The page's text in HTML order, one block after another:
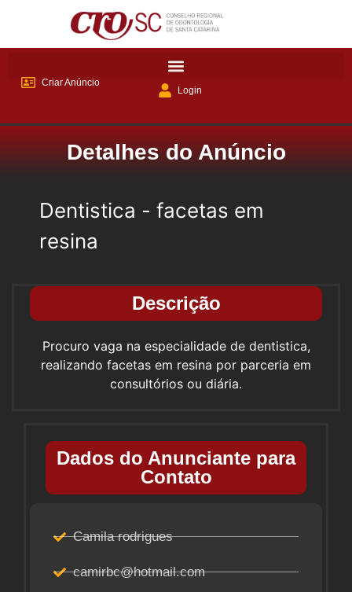
Criar Anúncio
Login
Detalhes do Anúncio
Dentistica - facetas em
resina
Descrição
Procuro vaga na especialidade de dentistica,
realizando facetas em resina por parceria em
consultórios ou diária.
Dados do Anunciante para
Contato
Camila rodrigues
camirbc@hotmail.com